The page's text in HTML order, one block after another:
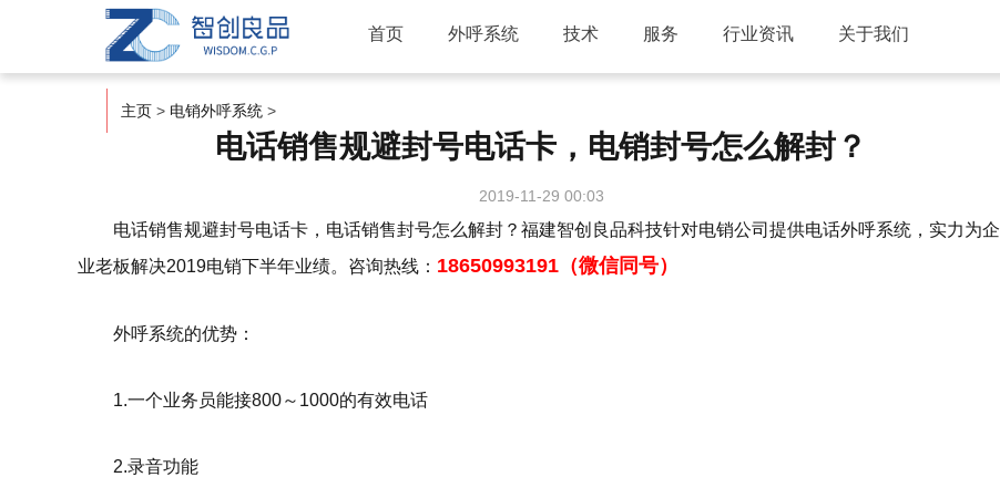
首页 外呼系统 技术 服务 行业资讯 关于我们
主页 > 电销外呼系统 >
电话销售规避封号电话卡，电销封号怎么解封？
2019-11-29 00:03
电话销售规避封号电话卡，电话销售封号怎么解封？福建智创良品科技针对电销公司提供电话外呼系统，实力为企
业老板解决2019电销下半年业绩。咨询热线： 18650993191（微信同号）
外呼系统的优势：
1.一个业务员能接800～1000的有效电话
2.录音功能